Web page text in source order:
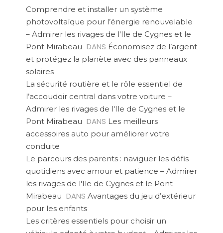
Comprendre et installer un système
photovoltaïque pour l’énergie renouvelable
– Admirer les rivages de l'Ile de Cygnes et le
Pont Mirabeau DANS Économisez de l’argent
et protégez la planète avec des panneaux
solaires
La sécurité routière et le rôle essentiel de
l’accoudoir central dans votre voiture –
Admirer les rivages de l'Ile de Cygnes et le
Pont Mirabeau DANS Les meilleurs
accessoires auto pour améliorer votre
conduite
Le parcours des parents : naviguer les défis
quotidiens avec amour et patience – Admirer
les rivages de l'Ile de Cygnes et le Pont
Mirabeau DANS Avantages du jeu d’extérieur
pour les enfants
Les critères essentiels pour choisir un